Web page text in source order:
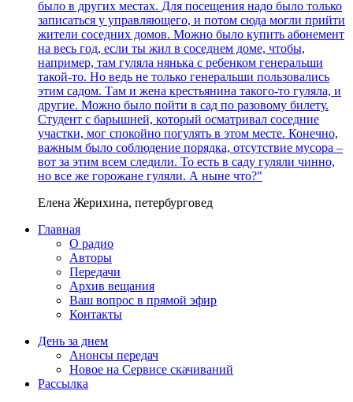
было в других местах. Для посещения надо было только
записаться у управляющего, и потом сюда могли прийти
жители соседних домов. Можно было купить абонемент
на весь год, если ты жил в соседнем доме, чтобы,
например, там гуляла нянька с ребенком генеральши
такой-то. Но ведь не только генеральши пользовались
этим садом. Там и жена крестьянина такого-то гуляла, и
другие. Можно было пойти в сад по разовому билету.
Студент с барышней, который осматривал соседние
участки, мог спокойно погулять в этом месте. Конечно,
важным было соблюдение порядка, отсутствие мусора –
вот за этим всем следили. То есть в саду гуляли чинно,
но все же горожане гуляли. А ныне что?"
Елена Жерихина, петербурговед
Главная
О радио
Авторы
Передачи
Архив вещания
Ваш вопрос в прямой эфир
Контакты
День за днем
Анонсы передач
Новое на Сервисе скачиваний
Рассылка